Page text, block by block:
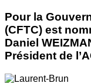
Pour la
(CFTC) est
Daniel
Président de